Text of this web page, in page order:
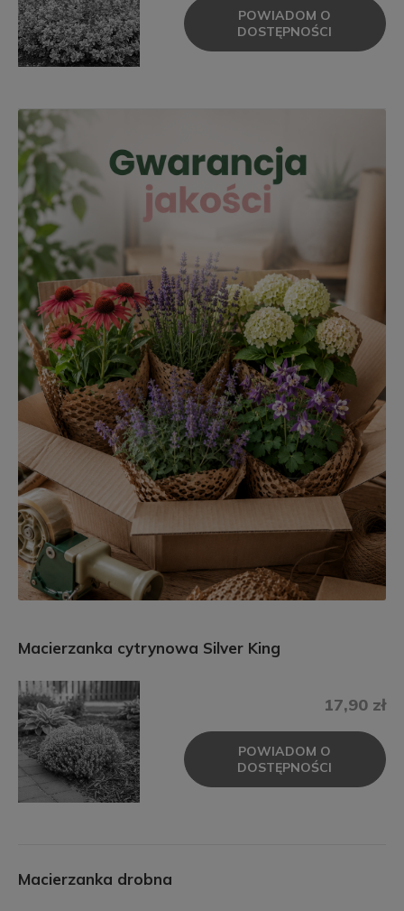
POWIADOM O
DOSTĘPNOŚCI
Macierzanka cytrynowa Silver King
17,90 zł
POWIADOM O
DOSTĘPNOŚCI
Macierzanka drobna